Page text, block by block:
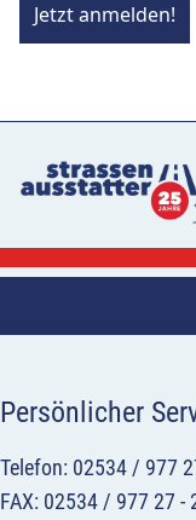
Jetzt anmelden!
Persönlicher
Telefon: 02534 / 977
FAX: 02534 / 977 27 -